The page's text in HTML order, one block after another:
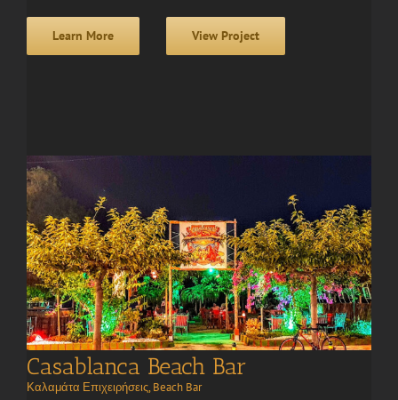
Learn More View Project
Casablanca Beach Bar
Καλαμάτα Επιχειρήσεις, Beach Bar